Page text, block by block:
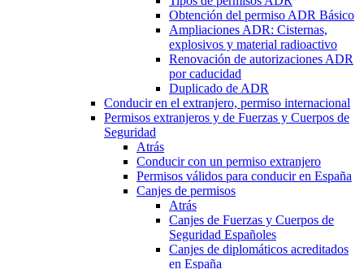
Obtención del permiso ADR Básico
Ampliaciones ADR: Cisternas,
explosivos y material radioactivo
Renovación de autorizaciones ADR
por caducidad
Duplicado de ADR
Conducir en el extranjero, permiso internacional
Permisos extranjeros y de Fuerzas y Cuerpos de
Seguridad
Atrás
Conducir con un permiso extranjero
Permisos válidos para conducir en España
Canjes de permisos
Atrás
Canjes de Fuerzas y Cuerpos de
Seguridad Españoles
Canjes de diplomáticos acreditados
en España